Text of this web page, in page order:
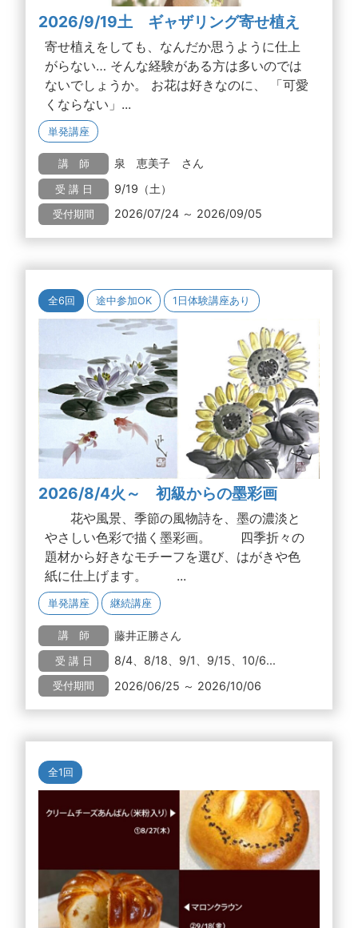
2026/9/19土 ギャザリング寄せ植え
寄せ植えをしても、なんだか思うように仕上
がらない… そんな経験がある方は多いのでは
ないでしょうか。 お花は好きなのに、 「可愛
くならない」...
単発講座
講 師 泉 恵美子 さん
受 講 日 9/19（土）
受付期間 2026/07/24 ～ 2026/09/05
全6回 途中参加OK 1日体験講座あり
2026/8/4火～ 初級からの墨彩画
花や風景、季節の風物詩を、墨の濃淡と
やさしい色彩で描く墨彩画。 四季折々の
題材から好きなモチーフを選び、はがきや色
紙に仕上げます。 ...
単発講座 継続講座
講 師 藤井正勝さん
受 講 日 8/4、8/18、9/1、9/15、10/6...
受付期間 2026/06/25 ～ 2026/10/06
全1回